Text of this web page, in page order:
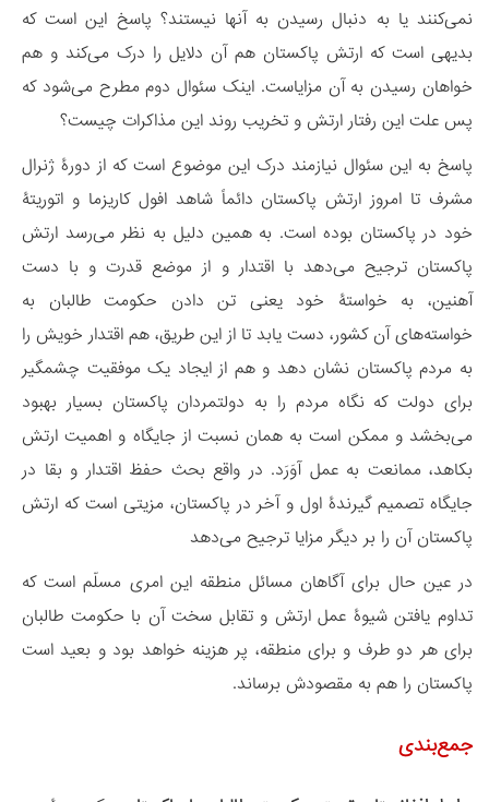
نمی‌کنند یا به دنبال رسیدن به آنها نیستند؟ پاسخ این است که
بدیهی است که ارتش پاکستان هم آن دلایل را درک می‌کند و هم
خواهان رسیدن به آن مزایاست. اینک سئوال دوم مطرح می‌شود که
پس علت این رفتار ارتش و تخریب روند این مذاکرات چیست؟
پاسخ به این سئوال نیازمند درک این موضوع است که از دورۀ ژنرال
مشرف تا امروز ارتش پاکستان دائماً شاهد افول کاریزما و اتوریتۀ
خود در پاکستان بوده است. به همین دلیل به نظر می‌رسد ارتش
پاکستان ترجیح می‌دهد با اقتدار و از موضع قدرت و با دست
آهنین، به خواستۀ خود یعنی تن دادن حکومت طالبان به
خواسته‌های آن کشور، دست یابد تا از این طریق، هم اقتدار خویش را
به مردم پاکستان نشان دهد و هم از ایجاد یک موفقیت چشمگیر
برای دولت که نگاه مردم را به دولتمردان پاکستان بسیار بهبود
می‌بخشد و ممکن است به همان نسبت از جایگاه و اهمیت ارتش
بکاهد، ممانعت به عمل آوَرَد. در واقع بحث حفظ اقتدار و بقا در
جایگاه تصمیم گیرندۀ اول و آخر در پاکستان، مزیتی است که ارتش
پاکستان آن را بر دیگر مزایا ترجیح می‌دهد
در عین حال برای آگاهان مسائل منطقه این امری مسلّم است که
تداوم یافتن شیوۀ عمل ارتش و تقابل سخت آن با حکومت طالبان
برای هر دو طرف و برای منطقه، پر هزینه خواهد بود و بعید است
پاکستان را هم به مقصودش برساند.
جمع‌بندی